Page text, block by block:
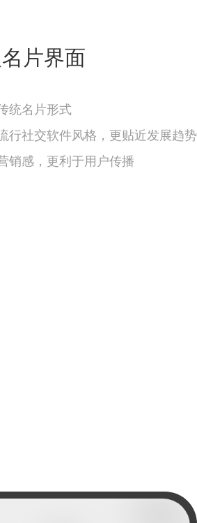
片界面
统名片形式
行社交软件风格，更贴近发展趋势
销感，更利于用户传播